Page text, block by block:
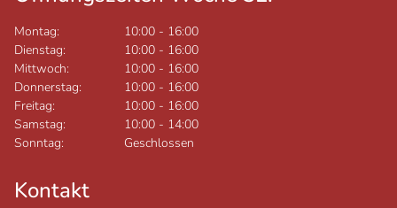
Montag: 10:00 - 16:00
Dienstag:
10:00 - 16:00
Mittwoch:
10:00 - 16:00
Donnerstag:
10:00 - 16:00
Freitag:
10:00 - 16:00
Samstag:
10:00 - 14:00
Sonntag:
Geschlossen
Kontakt